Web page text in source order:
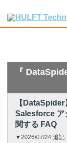
『
【
Salesforce ア
関する FAQ
▼2026/07/24 追